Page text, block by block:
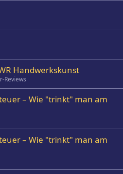
Handwerkskunst
Reviews
– Wie "trinkt" man am
– Wie "trinkt" man am